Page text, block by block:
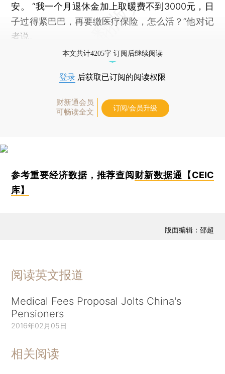
安。 “我一个月退休金加上取暖费不到3000元，日
子过得紧巴巴，再要缴医疗保险，怎么活？”他对记
者说。
本文共计4205字 订阅后继续阅读
登录 后获取已订阅的阅读权限
财新通会员
可畅读全文
订阅/会员升级
参考重要经济数据，推荐查阅财新数据通【CEIC
库】
版面编辑：邵超
阅读英文报道
Medical Fees Proposal Jolts China's
Pensioners
2016年02月05日
相关阅读